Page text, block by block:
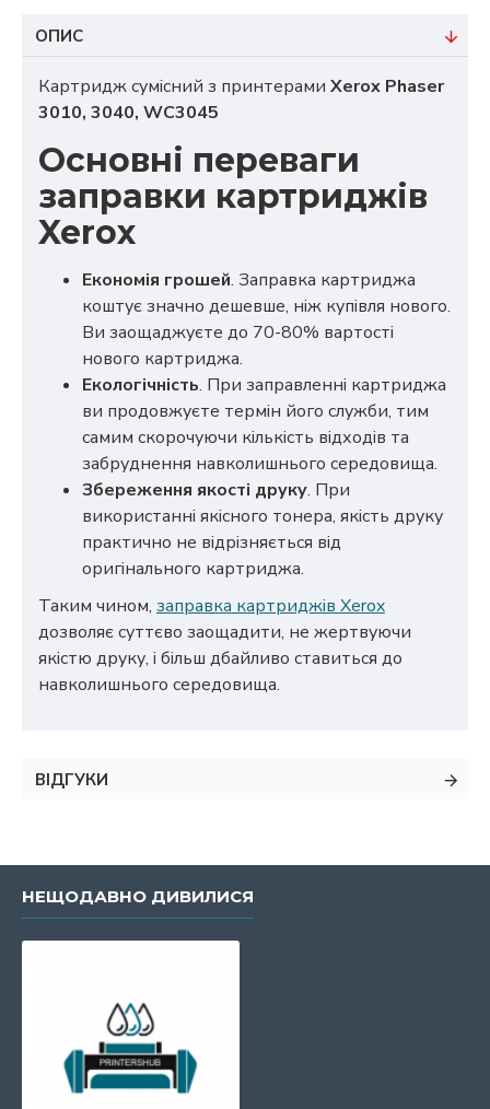
ОПИС
Картридж сумісний з принтерами Xerox Phaser
3010, 3040, WC3045
Основні переваги
заправки картриджів
Xerox
Економія грошей. Заправка картриджа
коштує значно дешевше, ніж купівля нового.
Ви заощаджуєте до 70-80% вартості
нового картриджа.
Екологічність. При заправленні картриджа
ви продовжуєте термін його служби, тим
самим скорочуючи кількість відходів та
забруднення навколишнього середовища.
Збереження якості друку. При
використанні якісного тонера, якість друку
практично не відрізняється від
оригінального картриджа.
Таким чином, заправка картриджів Xerox
дозволяє суттєво заощадити, не жертвуючи
якістю друку, і більш дбайливо ставиться до
навколишнього середовища.
ВІДГУКИ
НЕЩОДАВНО ДИВИЛИСЯ